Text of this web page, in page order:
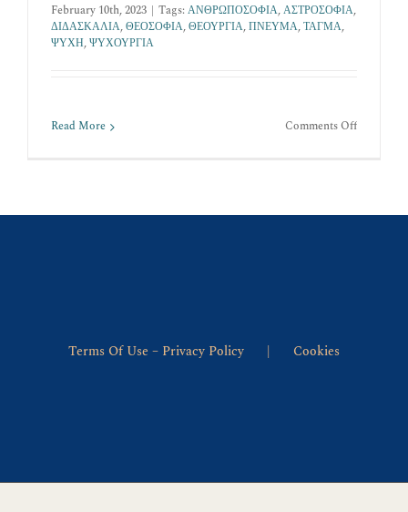
February 10th, 2023 | Tags: ΑΝΘΡΩΠΟΣΟΦΙΑ,ΑΣΤΡΟΣΟΦΙΑ,
ΔΙΔΑΣΚΑΛΙΑ,ΘΕΟΣΟΦΙΑ,ΘΕΟΥΡΓΙΑ,ΠΝΕΥΜΑ,ΤΑΓΜΑ,
ΨΥΧΗ,ΨΥΧΟΥΡΓΙΑ
Read More Comments Offon
Terms Of Use – Privacy Policy Cookies